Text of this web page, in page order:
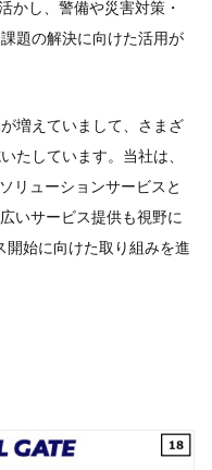
かし、警備や災害対策・
題の解決に向けた活用が
増えていまして、さまざ
たしています。当社は、
リューションサービスと
いサービス提供も視野に
始に向けた取り組みを進